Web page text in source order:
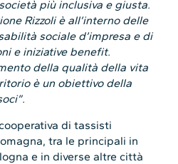
più inclusiva e giusta.
Rizzoli è all’interno delle
sociale d’impresa e di
e iniziative benefit.
della qualità della vita
è un obiettivo della
di tassisti
tra le principali in
e in diverse altre città